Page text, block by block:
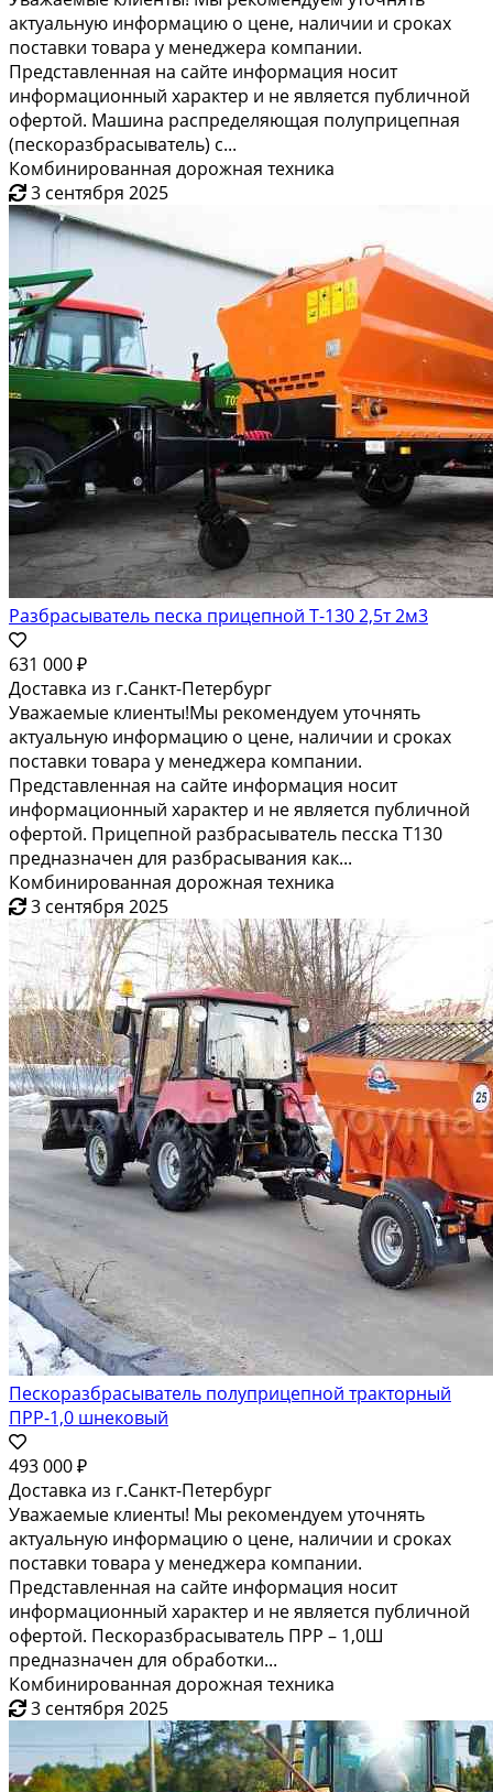
актуальную информацию о цене, наличии и сроках
поставки товара у менеджера компании.
Представленная на сайте информация носит
информационный характер и не является публичной
офертой. Машина распределяющая полуприцепная
(пескоразбрасыватель) с...
Комбинированная дорожная техника
3 сентября 2025
Разбрасыватель песка прицепной Т-130 2,5т 2м3
631 000 ₽
Доставка из г.Санкт-Петербург
Уважаемые клиенты!Мы рекомендуем уточнять
актуальную информацию о цене, наличии и сроках
поставки товара у менеджера компании.
Представленная на сайте информация носит
информационный характер и не является публичной
офертой. Прицепной разбрасыватель песска T130
предназначен для разбрасывания как...
Комбинированная дорожная техника
3 сентября 2025
Пескоразбрасыватель полуприцепной тракторный
ПРР-1,0 шнековый
493 000 ₽
Доставка из г.Санкт-Петербург
Уважаемые клиенты! Мы рекомендуем уточнять
актуальную информацию о цене, наличии и сроках
поставки товара у менеджера компании.
Представленная на сайте информация носит
информационный характер и не является публичной
офертой. Пескоразбрасыватель ПРР – 1,0Ш
предназначен для обработки...
Комбинированная дорожная техника
3 сентября 2025